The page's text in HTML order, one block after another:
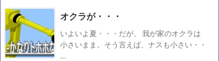
オクラが・・・
いよいよ夏・・・だが、 我が家のオクラは
小さいまま。そう言えば、ナスも小さい・・
...